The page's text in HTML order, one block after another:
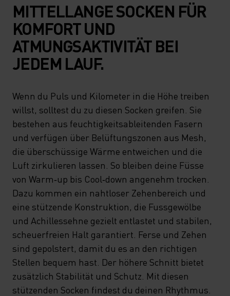
MITTELLANGE SOCKEN FÜR
KOMFORT UND
ATMUNGSAKTIVITÄT BEI
JEDEM LAUF.
Wenn du Puls und Kilometer in die Höhe treiben
willst, solltest du zu diesen Socken greifen. Sie
bestehen aus feuchtigkeitsableitenden Fasern
und verfügen über Belüftungszonen aus Mesh,
die überschüssige Wärme entweichen und die
Luft zirkulieren lassen. So bleiben deine Füsse
von Warm‑up bis Cool‑down angenehm trocken.
Dazu kommen ein nahtloser Zehenbereich und
eine stützende Konstruktion, die Fussgewölbe
und Achillessehne gezielt entlastet und stabilen,
scheuerfreien Halt garantiert. Ferse und Zehen
sind gepolstert, damit du es an den richtigen
Stellen bequem hast. Der höhere Schnitt bietet
zusätzlich Stabilität und Schutz. Mit diesen
stützenden Socken findest du deinen Rhythmus.